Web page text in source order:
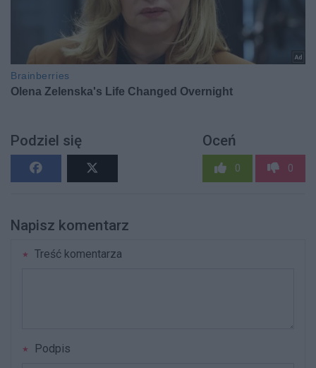
Podziel się Oceń
0 0
Napisz komentarz
Treść komentarza
Podpis